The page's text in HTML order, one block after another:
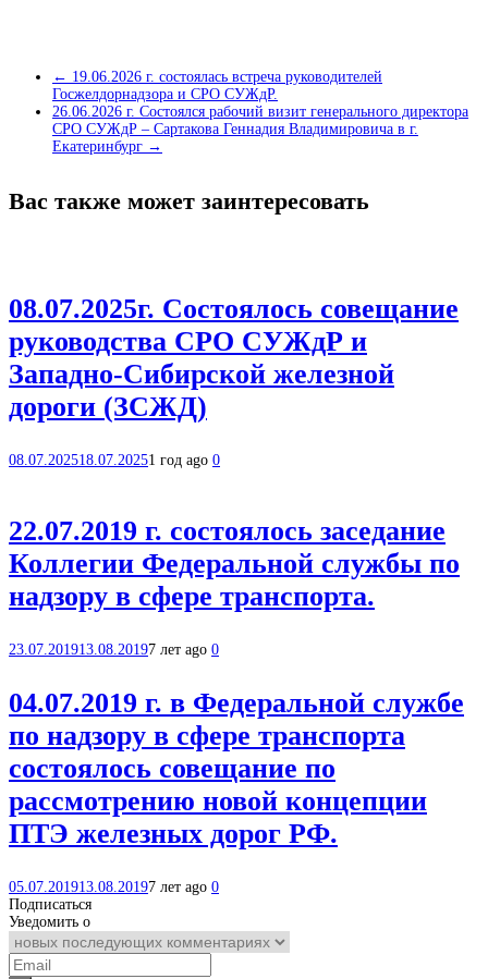
← 19.06.2026 г. состоялась встреча руководителей
Госжелдорнадзора и СРО СУЖдР.
26.06.2026 г. Состоялся рабочий визит генерального директора
СРО СУЖдР – Сартакова Геннадия Владимировича в г.
Екатеринбург →
Вас также может заинтересовать
08.07.2025г. Состоялось совещание
руководства СРО СУЖдР и
Западно-Сибирской железной
дороги (ЗСЖД)
08.07.202518.07.20251 год ago 0
22.07.2019 г. состоялось заседание
Коллегии Федеральной службы по
надзору в сфере транспорта.
23.07.201913.08.20197 лет ago 0
04.07.2019 г. в Федеральной службе
по надзору в сфере транспорта
состоялось совещание по
рассмотрению новой концепции
ПТЭ железных дорог РФ.
05.07.201913.08.20197 лет ago 0
Подписаться
Уведомить о